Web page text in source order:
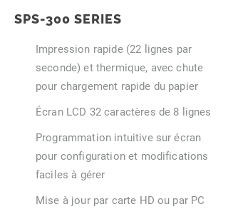
SPS-300 SERIES
Impression rapide (22 lignes par
seconde) et thermique, avec chute
pour chargement rapide du papier
Écran LCD 32 caractères de 8 lignes
Programmation intuitive sur écran
pour configuration et modifications
faciles à gérer
Mise à jour par carte HD ou par PC